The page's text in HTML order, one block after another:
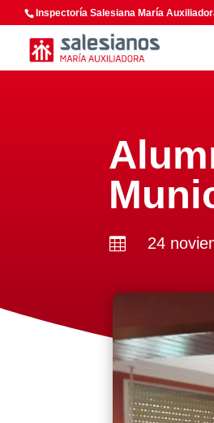
Inspectoría Salesiana María
 24